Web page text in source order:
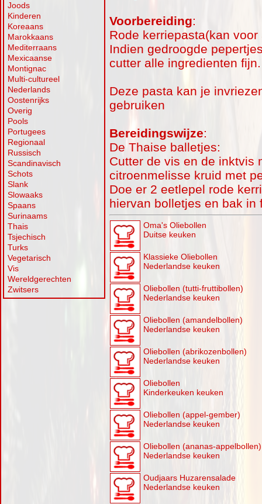
Joods
Kinderen
Koreaans
Marokkaans
Mediterraans
Mexicaanse
Montignac
Multi-cultureel
Nederlands
Oostenrijks
Overig
Pools
Portugees
Regionaal
Russisch
Scandinavisch
Schots
Slank
Slowaaks
Spaans
Surinaams
Thais
Tsjechisch
Turks
Vegetarisch
Vis
Wereldgerechten
Zwitsers
Voorbereiding:
Rode kerriepasta(kan
Indien gedroogde
cutter alle ingredienten fijn.
Deze pasta kan je
gebruiken
Bereidingswijze:
De Thaise balletjes:
Cutter de vis en de inktvis
citroenmelisse kruid met
Doe er 2 eetlepel rode
hiervan bolletjes en bak in
Oma's Oliebollen
Duitse keuken
Klassieke Oliebollen
Nederlandse keuken
Oliebollen (tutti-fruttibollen)
Nederlandse keuken
Oliebollen (amandelbollen)
Nederlandse keuken
Oliebollen (abrikozenbollen)
Nederlandse keuken
Oliebollen
Kinderkeuken keuken
Oliebollen (appel-gember)
Nederlandse keuken
Oliebollen (ananas-appelbollen)
Nederlandse keuken
Oudjaars Huzarensalade
Nederlandse keuken